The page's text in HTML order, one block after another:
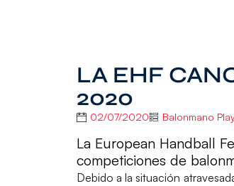
LA EHF
2020
02/07/2020 Balonmano
La European Handball
competiciones de
Debido a la situación